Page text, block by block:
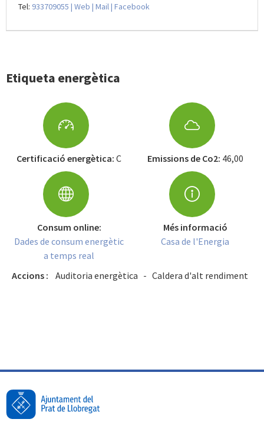
Tel: 933709055 | Web | Mail | Facebook
Etiqueta energètica
Certificació energètica: C Emissions de Co2: 46,00
Consum online:
Dades de consum energètic
a temps real
Més informació
Casa de l'Energia
Accions : Auditoria energètica - Caldera d'alt rendiment